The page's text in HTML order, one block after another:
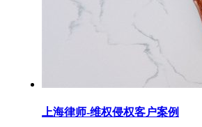
上海律师-维权侵权客户案例